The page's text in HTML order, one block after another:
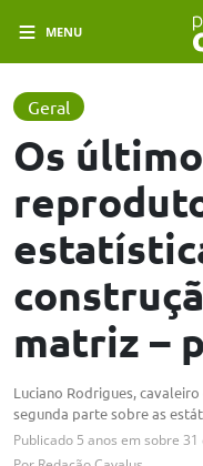
MENU
Geral
Os
matriz –
Luciano Rodrigues,
segunda parte sobre as
Publicado 5 anos em sobre 31